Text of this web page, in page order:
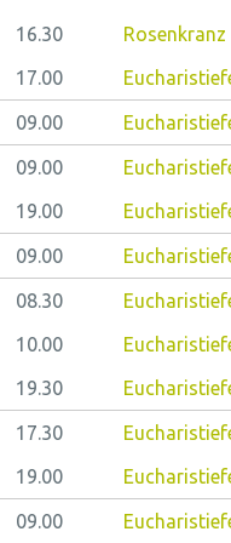
16.30
17.00
09.00
09.00
19.00
09.00
08.30
10.00
19.30
17.30
19.00
09.00